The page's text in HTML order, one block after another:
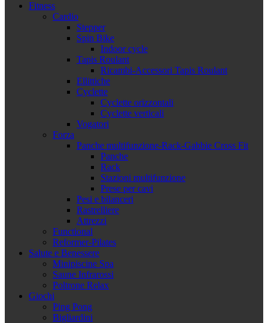
Fitness
Cardio
Stepper
Spin Bike
Indoor cycle
Tapis Roulant
Ricambi-Accessori Tapis Roulant
Ellittiche
Cyclette
Cyclette orizzontali
Cyclette verticali
Vogatori
Forza
Panche multifunzione-Rack-Gabbie Cross Fit
Panche
Rack
Stazioni multifunzione
Prese per cavi
Pesi e bilanceri
Rastrelliere
Attrezzi
Functional
Reformer-Pilates
Salute e Benessere
Minipiscine Spa
Saune Infrarossi
Poltrone Relax
Giochi
Ping Pong
Bigliardini